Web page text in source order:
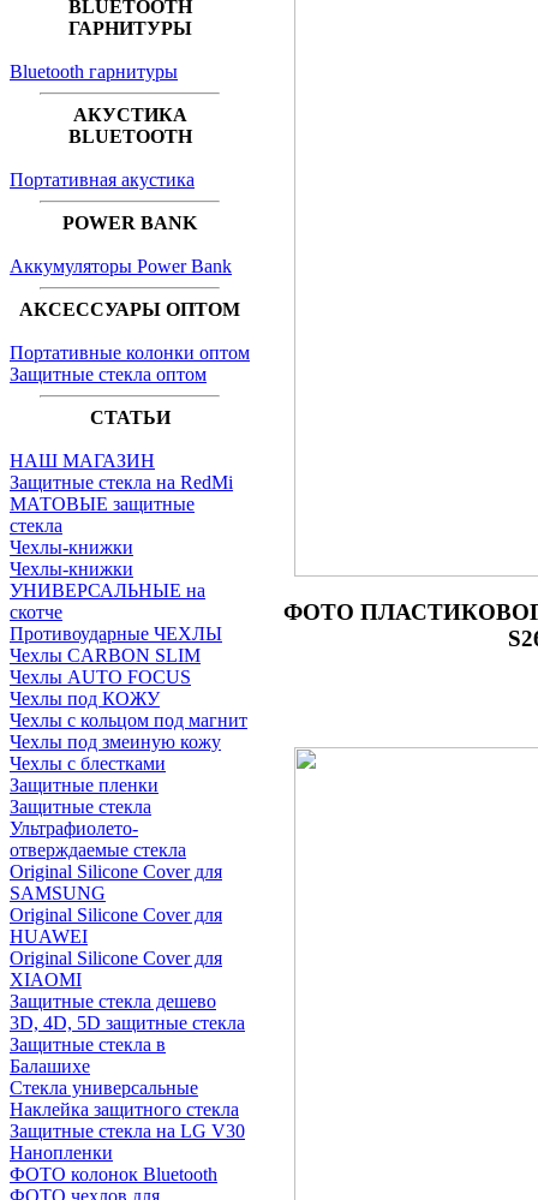
BLUETOOTH
ГАРНИТУРЫ
Bluetooth гарнитуры
АКУСТИКА
BLUETOOTH
Портативная акустика
POWER BANK
Аккумуляторы Power Bank
АКСЕССУАРЫ ОПТОМ
Портативные колонки оптом
Защитные стекла оптом
СТАТЬИ
НАШ МАГАЗИН
Защитные стекла на RedMi
МАТОВЫЕ защитные
стекла
Чехлы-книжки
Чехлы-книжки
УНИВЕРСАЛЬНЫЕ на
скотче
Противоударные ЧЕХЛЫ
Чехлы CARBON SLIM
Чехлы AUTO FOCUS
Чехлы под КОЖУ
Чехлы с кольцом под магнит
Чехлы под змеиную кожу
Чехлы с блестками
Защитные пленки
Защитные стекла
Ультрафиолето-
отверждаемые стекла
Original Silicone Cover для
SAMSUNG
Original Silicone Cover для
HUAWEI
Original Silicone Cover для
XIAOMI
Защитные стекла дешево
3D, 4D, 5D защитные стекла
Защитные стекла в
Балашихе
Стекла универсальные
Наклейка защитного стекла
Защитные стекла на LG V30
Нанопленки
ФОТО колонок Bluetooth
ФOTO чехлов для
ФОТО